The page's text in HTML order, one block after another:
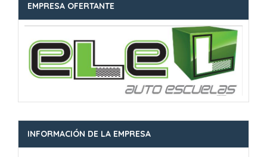
EMPRESA OFERTANTE
INFORMACIÓN DE LA EMPRESA